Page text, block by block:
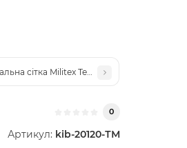
8х10м (площа 80 кв.м.)
сітка Militex Темний мультикам
0
Артикул: kib-20120-ТМ